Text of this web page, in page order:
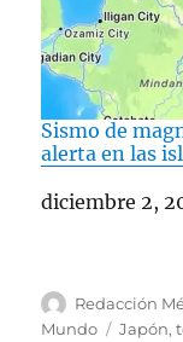
Sismo de
alerta en las
Fecha
diciembre 2,
A
u
Redacción
Mundo
E
Japón,